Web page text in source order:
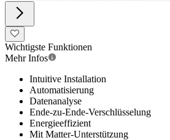
Wichtigste Funktionen
Mehr Infos
Intuitive Installation
Automatisierung
Datenanalyse
Ende-zu-Ende-Verschlüsselung
Energieeffizient
Mit Matter-Unterstützung